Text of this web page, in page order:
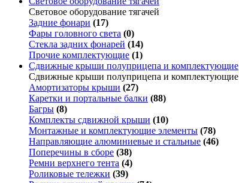
Световое оборудование тягачей
Задние фонари (17)
Фары головного света (0)
Стекла задних фонарей (14)
Прочие комплектующие (1)
Сдвижные крыши полуприцепа и комплектующие
Сдвижные крыши полуприцепа и комплектующие
Амортизаторы крыши (27)
Каретки и портальные балки (88)
Багры (8)
Комплекты сдвижной крыши (10)
Монтажные и комплектующие элементы (78)
Направляющие алюминиевые и стальные (46)
Поперечины в сборе (38)
Ремни верхнего тента (4)
Роликовые тележки (39)